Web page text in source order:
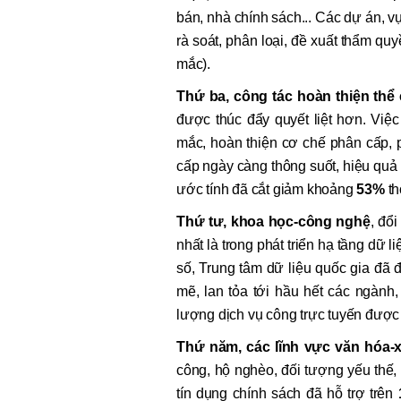
bán, nhà chính sách... Các dự án,
rà soát, phân loại, đề xuất thẩm
mắc).
Thứ ba,công tác hoàn thiện thể
được thúc đẩy quyết liệt hơn.
mắc, hoàn thiện cơ chế phân
cấp ngày càng thông suốt, hiệu
ước tính đã cắt giảm khoảng53%
Thứ tư, khoa học-công nghệ, đổi
nhất là trong phát triển hạ tầng dữ
số, Trung tâm dữ liệu quốc gia đã
mẽ, lan tỏa tới hầu hết các
lượng dịch vụ công trực tuyến
Thứ năm,các lĩnh vực văn hóa-
công, hộ nghèo, đối tượng yếu
tín dụng chính sách đã hỗ trợ trên